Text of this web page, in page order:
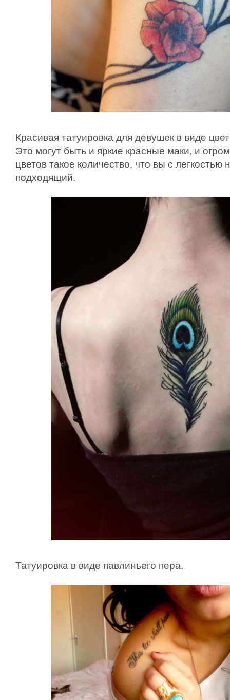
Красивая татуировка для девушек в виде
Это могут быть и яркие красные маки, и
цветов такое количество, что вы с легкостью
подходящий.
Татуировка в виде павлиньего пера.